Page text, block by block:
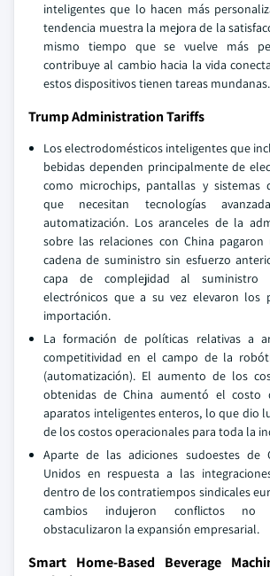
inteligentes que lo hacen más
tendencia muestra la mejora de la
mismo tiempo que se vuelve más
contribuye al cambio hacia la vida
estos dispositivos tienen tareas mundanas.
Trump Administration Tariffs
Los electrodomésticos inteligentes que
bebidas dependen principalmente de
como microchips, pantallas y sistemas
que necesitan tecnologías
automatización. Los aranceles de la
sobre las relaciones con China
cadena de suministro sin esfuerzo
capa de complejidad al suministro
electrónicos que a su vez elevaron los
importación.
La formación de políticas relativas a
competitividad en el campo de la
(automatización). El aumento de los
obtenidas de China aumentó el costo
aparatos inteligentes enteros, lo que dio
de los costos operacionales para toda la
Aparte de las adiciones sudoestes de
Unidos en respuesta a las
dentro de los contratiempos sindicales
cambios indujeron conflictos no
obstaculizaron la expansión empresarial.
Smart Home-Based Beverage